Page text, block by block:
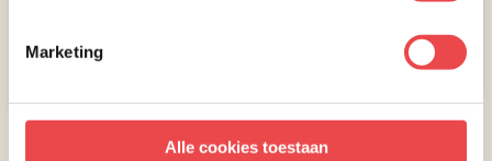
Marketing
Alle cookies toestaan